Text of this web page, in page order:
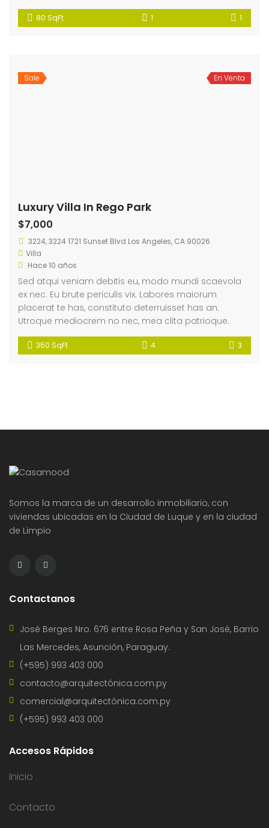
80 SqFt 1 1
Sale En Venta
Luxury Villa In Rego Park
$7,000
3224, 3224 1721 Sunset Blvd Los Angeles, CA 90026
Villa
Hace 10 años
Sed atqui veniam debitis eu, modo mundi scaevola
ex nec. Eu brute periculis vix. Labores maiorum
placerat te has, constituto deterruisset has an.
Utroque mediocrem no nec, mea clita patrioque.
350 SqFt 4 3
Somos la marca de un desarrollo inmobiliario, con
viviendas ubicadas en la Ciudad de Luque y en la ciudad
de Limpio
Contactanos
José Berges Nro. 676 entre Rosa Peña y San José, Barrio
Las Mercedes, Asunción, Paraguay.
(+595) 993 403 000
contacto@arquitectónica.com.py
comercial@arquitectónica.com.py
(+595) 993 403 000
Accesos Rápidos
Inicio
Contacto